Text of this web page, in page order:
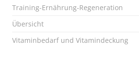
Training-Ernährung-Regeneration
Übersicht
Vitaminbedarf und Vitamindeckung